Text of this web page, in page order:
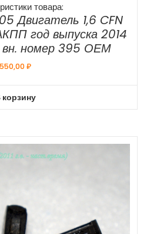
товара:
Двигатель 1,6 CFN
год выпуска 2014
вн. номер 395 ОЕМ
550,00₽
корзину